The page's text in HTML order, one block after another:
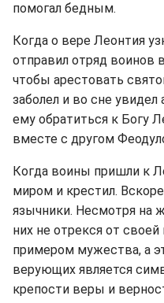
помогал бедным.
Когда о вере Леонтия
отправил отряд воинов
чтобы арестовать
заболел и во сне
ему обратиться к Богу
вместе с другом
Когда воины пришли к
миром и крестил.
язычники. Несмотря на
них не отрекся от
примером мужества, а
верующих является
крепости веры и